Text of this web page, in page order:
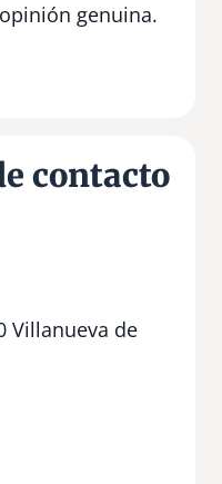
genuina.
contacto
Villanueva de